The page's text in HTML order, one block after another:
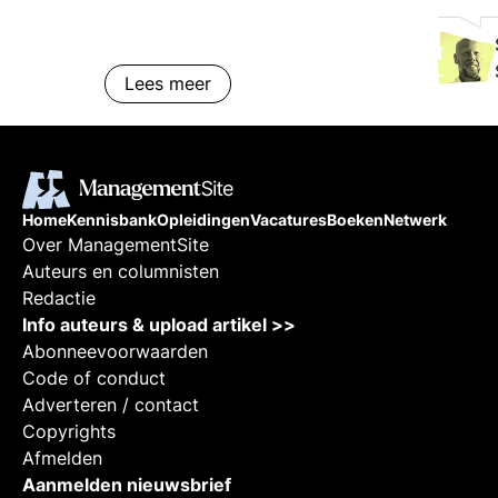
nog niet is beantwoord? Vraag dan de gratis
brochure aan. Zo kunnen we contact met je
opnemen en je verder helpen. Hopelijk tot snel!
Lees meer
HomeKennisbankOpleidingenVacaturesBoekenNetwerk
Over ManagementSite
Auteurs en columnisten
Redactie
Info auteurs & upload artikel >>
Abonneevoorwaarden
Code of conduct
Adverteren / contact
Copyrights
Afmelden
Aanmelden nieuwsbrief